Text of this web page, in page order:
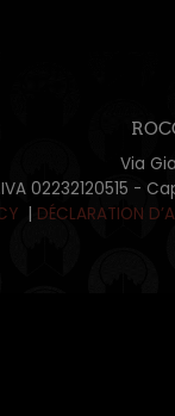
Via
02232120515
DÉCLARATION